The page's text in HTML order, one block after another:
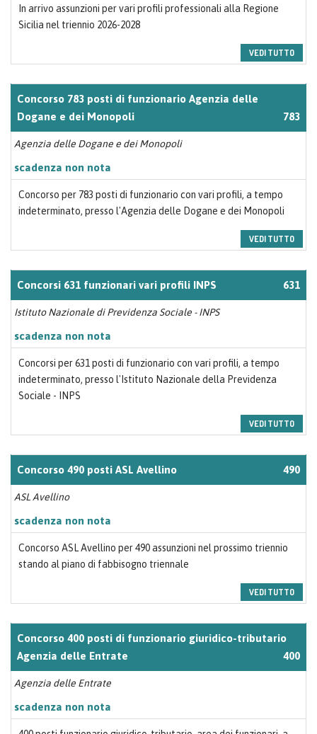
In arrivo assunzioni per vari profili professionali alla Regione
Sicilia nel triennio 2026-2028
VEDI TUTTO
Concorso 783 posti di funzionario Agenzia delle
Dogane e dei Monopoli
783
Agenzia delle Dogane e dei Monopoli
scadenza non nota
Concorso per 783 posti di funzionario con vari profili, a tempo
indeterminato, presso l'Agenzia delle Dogane e dei Monopoli
VEDI TUTTO
Concorsi 631 funzionari vari profili INPS 631
Istituto Nazionale di Previdenza Sociale - INPS
scadenza non nota
Concorsi per 631 posti di funzionario con vari profili, a tempo
indeterminato, presso l'Istituto Nazionale della Previdenza
Sociale - INPS
VEDI TUTTO
Concorso 490 posti ASL Avellino 490
ASL Avellino
scadenza non nota
Concorso ASL Avellino per 490 assunzioni nel prossimo triennio
stando al piano di fabbisogno triennale
VEDI TUTTO
Concorso 400 posti di funzionario giuridico-tributario
Agenzia delle Entrate
400
Agenzia delle Entrate
scadenza non nota